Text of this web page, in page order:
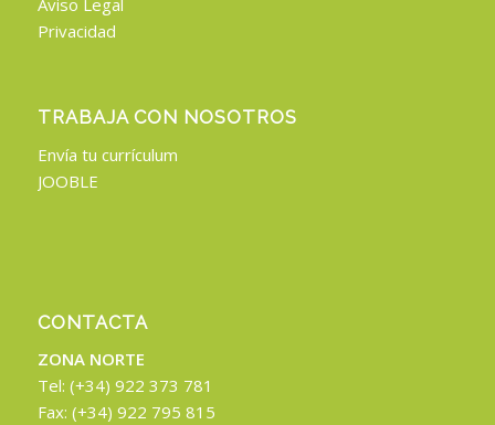
Aviso Legal
Privacidad
TRABAJA CON NOSOTROS
Envía tu currículum
JOOBLE
CONTACTA
ZONA NORTE
Tel: (+34) 922 373 781
Fax: (+34) 922 795 815